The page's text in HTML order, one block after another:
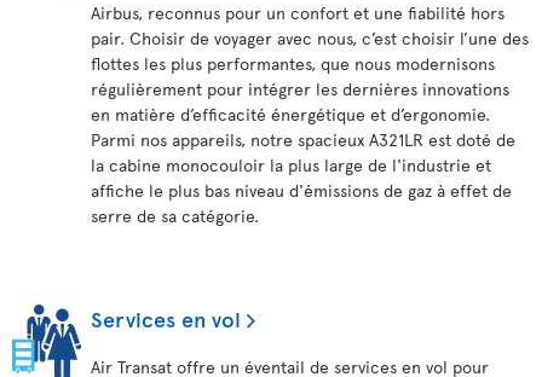
Airbus, reconnus pour un confort et une fiabilité hors
pair. Choisir de voyager avec nous, c’est choisir l’une des
flottes les plus performantes, que nous modernisons
régulièrement pour intégrer les dernières innovations
en matière d’efficacité énergétique et d’ergonomie.
Parmi nos appareils, notre spacieux A321LR est doté de
la cabine monocouloir la plus large de l'industrie et
affiche le plus bas niveau d'émissions de gaz à effet de
serre de sa catégorie.
Services en vol
Air Transat offre un éventail de services en vol pour